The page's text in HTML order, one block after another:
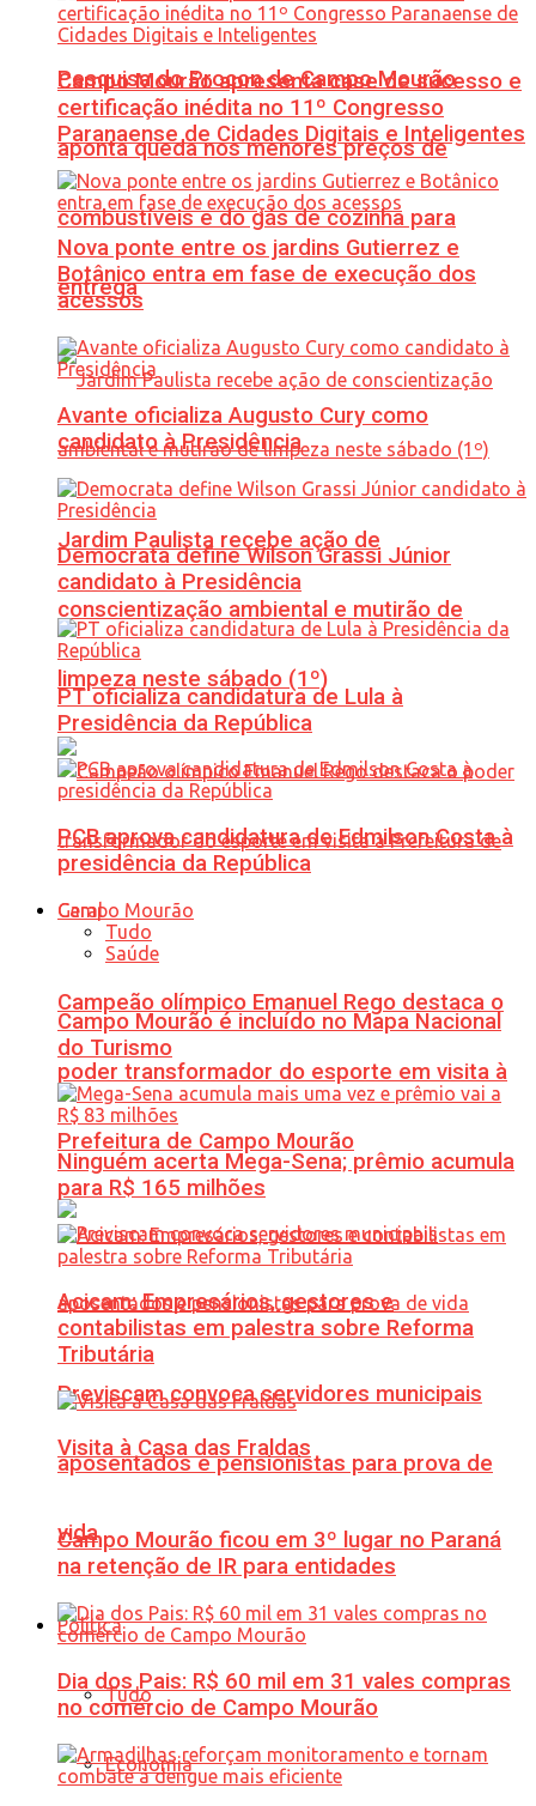
Pesquisa do Procon de Campo Mourão
aponta queda nos menores preços de
combustíveis e do gás de cozinha para
entrega
Jardim Paulista recebe ação de
conscientização ambiental e mutirão de
limpeza neste sábado (1º)
Campeão olímpico Emanuel Rego destaca o
poder transformador do esporte em visita à
Prefeitura de Campo Mourão
Previscam convoca servidores municipais
aposentados e pensionistas para prova de
vida
Política
Tudo
Economia
Campo Mourão apresenta case de sucesso e
certificação inédita no 11º Congresso
Paranaense de Cidades Digitais e Inteligentes
Nova ponte entre os jardins Gutierrez e
Botânico entra em fase de execução dos
acessos
Avante oficializa Augusto Cury como
candidato à Presidência
Democrata define Wilson Grassi Júnior
candidato à Presidência
PT oficializa candidatura de Lula à
Presidência da República
PCB aprova candidatura de Edmilson Costa à
presidência da República
Geral
Tudo
Saúde
Campo Mourão é incluído no Mapa Nacional
do Turismo
Ninguém acerta Mega-Sena; prêmio acumula
para R$ 165 milhões
Acicam: Empresários, gestores e
contabilistas em palestra sobre Reforma
Tributária
Visita à Casa das Fraldas
Campo Mourão ficou em 3º lugar no Paraná
na retenção de IR para entidades
Dia dos Pais: R$ 60 mil em 31 vales compras
no comércio de Campo Mourão